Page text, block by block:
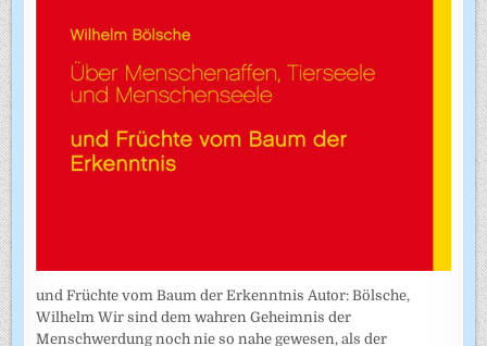
und Früchte vom Baum der Erkenntnis Autor: Bölsche,
Wilhelm Wir sind dem wahren Geheimnis der
Menschwerdung noch nie so nahe gewesen, als der